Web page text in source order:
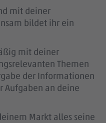
mit deiner
bildet ihr ein
mit deiner
Themen
der Informationen
Aufgaben an deine
Markt alles seine